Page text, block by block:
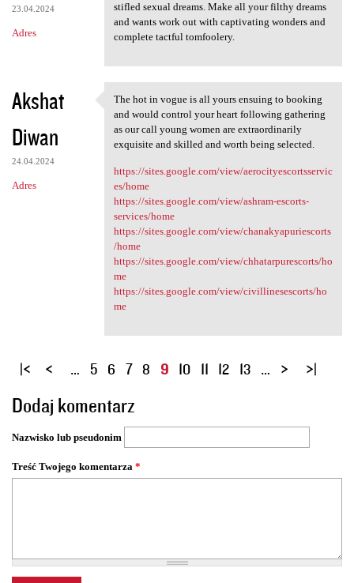
23.04.2024
Adres
stifled sexual dreams. Make all your filthy dreams
and wants work out with captivating wonders and
complete tactful tomfoolery.
Akshat
Diwan
24.04.2024
Adres
The hot in vogue is all yours
The hot in vogue is all yours ensuing to booking
and would control your heart following gathering
as our call young women are extraordinarily
exquisite and skilled and worth being selected.
https://sites.google.com/view/aerocityescortsservic
es/home
https://sites.google.com/view/ashram-escorts-
services/home
https://sites.google.com/view/chanakyapuriescorts
/home
https://sites.google.com/view/chhatarpurescorts/ho
me
https://sites.google.com/view/civillinesescorts/ho
me
S
r
o
n
y
… 5 6 7 8 9 10 11 12 13 …
Dodaj komentarz
Nazwisko lub pseudonim
Treść Twojego komentarza *